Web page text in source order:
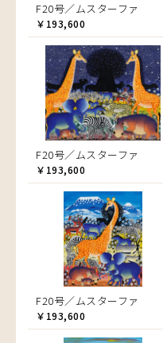
F20号／ムスターファ
￥193,600
F20号／ムスターファ
￥193,600
F20号／ムスターファ
￥193,600